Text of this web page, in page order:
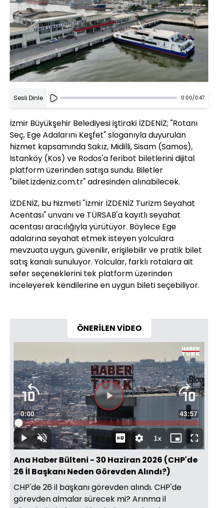
Sesli Dinle 0:00/0:47
İzmir Büyükşehir Belediyesi iştiraki İZDENİZ; "Rotanı
Seç, Ege Adalarını Keşfet" sloganıyla duyurulan
hizmet kapsamında Sakız, Midilli, Sisam (Samos),
İstanköy (Kos) ve Rodos'a feribot biletlerini dijital
platform üzerinden satışa sundu. Biletler
"bilet.izdeniz.com.tr" adresinden alınabilecek.
İZDENİZ, bu hizmeti "İzmir İZDENİZ Turizm Seyahat
Acentası" unvanı ve TÜRSAB'a kayıtlı seyahat
acentası aracılığıyla yürütüyor. Böylece Ege
adalarına seyahat etmek isteyen yolculara
mevzuata uygun, güvenilir, erişilebilir ve pratik bilet
satış kanalı sunuluyor. Yolcular, farklı rotalara ait
sefer seçeneklerini tek platform üzerinden
inceleyerek kendilerine en uygun bileti seçebiliyor.
ÖNERİLEN VİDEO
Videoyu
Oynat
OynatSesi
Aç
Süre
0:00 Toplam
Süre
43:57
Yüklendi:
0.38%
1xOynatma
Hızı
Mini
oynatıcı
Tam
Ekran
Ana Haber Bülteni - 30 Haziran 2026 (CHP'de
26 İl Başkanı Neden Görevden Alındı?)
CHP'de 26 il başkanı görevden alındı. CHP'de
görevden almalar sürecek mi? Arınma il